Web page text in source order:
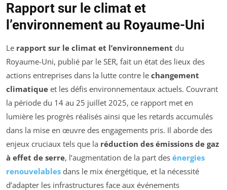
Rapport sur le climat et
l’environnement au Royaume-Uni
Le rapport sur le climat et l’environnement du
Royaume-Uni, publié par le SER, fait un état des lieux des
actions entreprises dans la lutte contre le changement
climatique et les défis environnementaux actuels. Couvrant
la période du 14 au 25 juillet 2025, ce rapport met en
lumière les progrès réalisés ainsi que les retards accumulés
dans la mise en œuvre des engagements pris. Il aborde des
enjeux cruciaux tels que la réduction des émissions de gaz
à effet de serre, l’augmentation de la part des énergies
renouvelables dans le mix énergétique, et la nécessité
d’adapter les infrastructures face aux événements